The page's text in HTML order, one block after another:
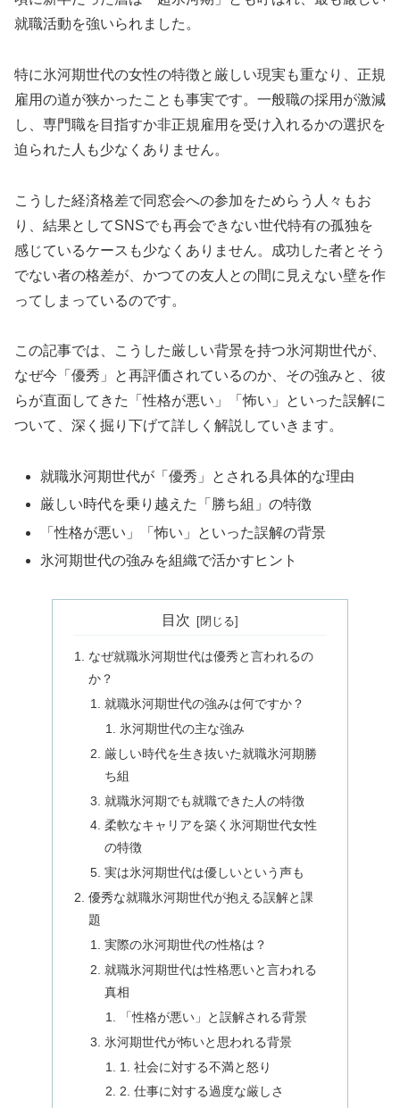
就職活動を強いられました。
特に氷河期世代の女性の特徴と厳しい現実も重なり、正規
雇用の道が狭かったことも事実です。一般職の採用が激減
し、専門職を目指すか非正規雇用を受け入れるかの選択を
迫られた人も少なくありません。
こうした経済格差で同窓会への参加をためらう人々もお
り、結果としてSNSでも再会できない世代特有の孤独を
感じているケースも少なくありません。成功した者とそう
でない者の格差が、かつての友人との間に見えない壁を作
ってしまっているのです。
この記事では、こうした厳しい背景を持つ氷河期世代が、
なぜ今「優秀」と再評価されているのか、その強みと、彼
らが直面してきた「性格が悪い」「怖い」といった誤解に
ついて、深く掘り下げて詳しく解説していきます。
就職氷河期世代が「優秀」とされる具体的な理由
厳しい時代を乗り越えた「勝ち組」の特徴
「性格が悪い」「怖い」といった誤解の背景
氷河期世代の強みを組織で活かすヒント
目次
なぜ就職氷河期世代は優秀と言われるの
か？
就職氷河期世代の強みは何ですか？
氷河期世代の主な強み
厳しい時代を生き抜いた就職氷河期勝
ち組
就職氷河期でも就職できた人の特徴
柔軟なキャリアを築く氷河期世代女性
の特徴
実は氷河期世代は優しいという声も
優秀な就職氷河期世代が抱える誤解と課
題
実際の氷河期世代の性格は？
就職氷河期世代は性格悪いと言われる
真相
「性格が悪い」と誤解される背景
氷河期世代が怖いと思われる背景
1. 社会に対する不満と怒り
2. 仕事に対する過度な厳しさ